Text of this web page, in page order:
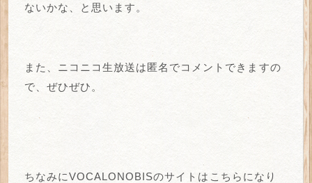
ないかな、と思います。
また、ニコニコ生放送は匿名でコメントできますの
で、ぜひぜひ。
ちなみにVOCALONOBISのサイトはこちらになり